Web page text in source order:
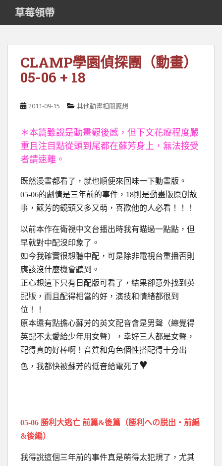
i
草莓領帶
CLAMP學園偵探團（動畫）
05-06 + 18
2011-09-15 其他動畫相關感想
＊本篇雖說是動畫觀後感，但下文花癡程度嚴
重且注目點從頭到尾都在蘇芳身上，無法接受
者請速離。
既然漫畫都看了，就也順便來回味一下動畫版。
05-06的劇情是三年前的事件，18則是動畫版原創故
事，蘇芳的鏡頭又多又萌，喜歡他的人必看！！！
以前本作在衛視中文台播出時我有瞄過一點點，但
早就對中配沒印象了。
如今我確實很想聽中配，可是除非電視台重播否則
應該沒什麼機會聽到。
正心想這下只有日配版可看了，結果卻意外找到英
配版，而且配得相當的好，演技和情緒都很到
位！！
原本還有點擔心蘇芳的英文配音會是男聲（總覺得
英配不太愛給少年用女聲），幸好三人都是女聲，
配得真的好棒啊！音質和角色個性搭配得十分出
色，我都快被蘇芳的低音給電死了♥
05-06 勝利大逃亡 前篇&後篇（勝利への脱出・前編
&後編）
我得說這個三年前的事件真是萌得太犯規了，尤其